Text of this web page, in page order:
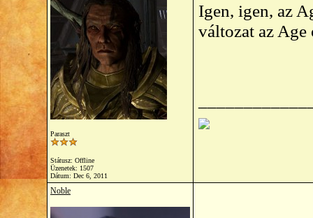
Paraszt
Státusz: Offline
Üzenetek: 1507
Dátum: Dec 6, 2011
Igen, igen, az
változat az Age
Noble